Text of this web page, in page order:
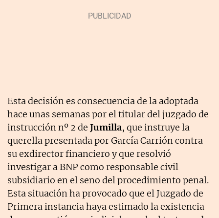
Esta decisión es consecuencia de la adoptada
hace unas semanas por el titular del juzgado de
instrucción nº 2 de Jumilla, que instruye la
querella presentada por García Carrión contra
su exdirector financiero y que resolvió
investigar a BNP como responsable civil
subsidiario en el seno del procedimiento penal.
Esta situación ha provocado que el Juzgado de
Primera instancia haya estimado la existencia